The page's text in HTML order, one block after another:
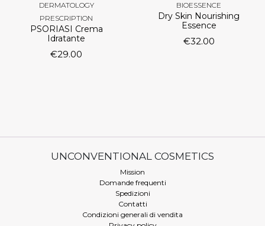
DERMATOLOGY
PRESCRIPTION
PSORIASI Crema
Idratante
€29.00
BIOESSENCE
Dry Skin Nourishing
Essence
€32.00
UNCONVENTIONAL COSMETICS
Mission
Domande frequenti
Spedizioni
Contatti
Condizioni generali di vendita